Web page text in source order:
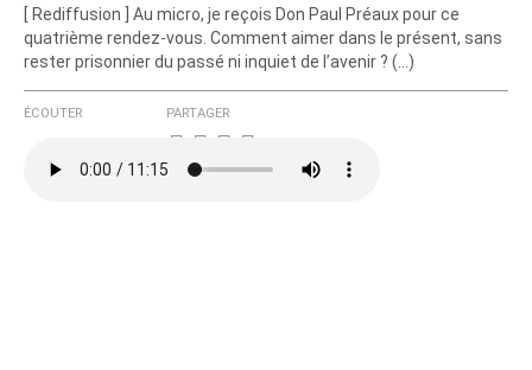
[ Rediffusion ] Au micro, je reçois Don Paul Préaux pour ce
quatrième rendez-vous. Comment aimer dans le présent, sans
rester prisonnier du passé ni inquiet de l’avenir ? (…)
ÉCOUTER PARTAGER